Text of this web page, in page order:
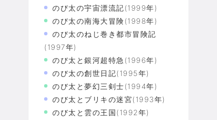
のび太の宇宙漂流記(1999年)
のび太の南海大冒険(1998年)
のび太のねじ巻き都市冒険記
(1997年)
のび太と銀河超特急(1996年)
のび太の創世日記(1995年)
のび太と夢幻三剣士(1994年)
のび太とブリキの迷宮(1993年)
のび太と雲の王国(1992年)